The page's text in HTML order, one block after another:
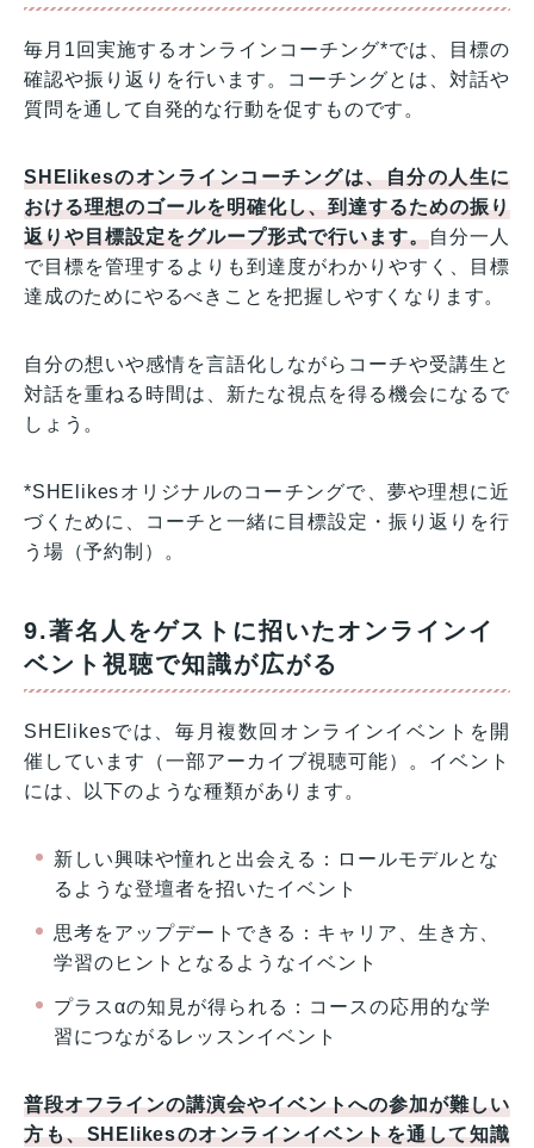
毎月1回実施するオンラインコーチング*では、目標の
確認や振り返りを行います。コーチングとは、対話や
質問を通して自発的な行動を促すものです。
SHElikesのオンラインコーチングは、自分の人生に
おける理想のゴールを明確化し、到達するための振り
返りや目標設定をグループ形式で行います。自分一人
で目標を管理するよりも到達度がわかりやすく、目標
達成のためにやるべきことを把握しやすくなります。
自分の想いや感情を言語化しながらコーチや受講生と
対話を重ねる時間は、新たな視点を得る機会になるで
しょう。
*SHElikesオリジナルのコーチングで、夢や理想に近
づくために、コーチと一緒に目標設定・振り返りを行
う場（予約制）。
9.著名人をゲストに招いたオンラインイ
ベント視聴で知識が広がる
SHElikesでは、毎月複数回オンラインイベントを開
催しています（一部アーカイブ視聴可能）。イベント
には、以下のような種類があります。
新しい興味や憧れと出会える：ロールモデルとな
るような登壇者を招いたイベント
思考をアップデートできる：キャリア、生き方、
学習のヒントとなるようなイベント
プラスαの知見が得られる：コースの応用的な学
習につながるレッスンイベント
普段オフラインの講演会やイベントへの参加が難しい
方も、SHElikesのオンラインイベントを通して知識